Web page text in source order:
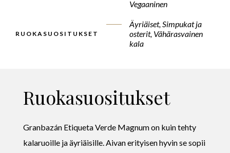
Vegaaninen
RUOKASUOSITUKSET
Äyriäiset, Simpukat ja
osterit, Vähärasvainen
kala
Ruokasuositukset
Granbazán Etiqueta Verde Magnum on kuin tehty
kalaruoille ja äyriäisille. Aivan erityisen hyvin se sopii